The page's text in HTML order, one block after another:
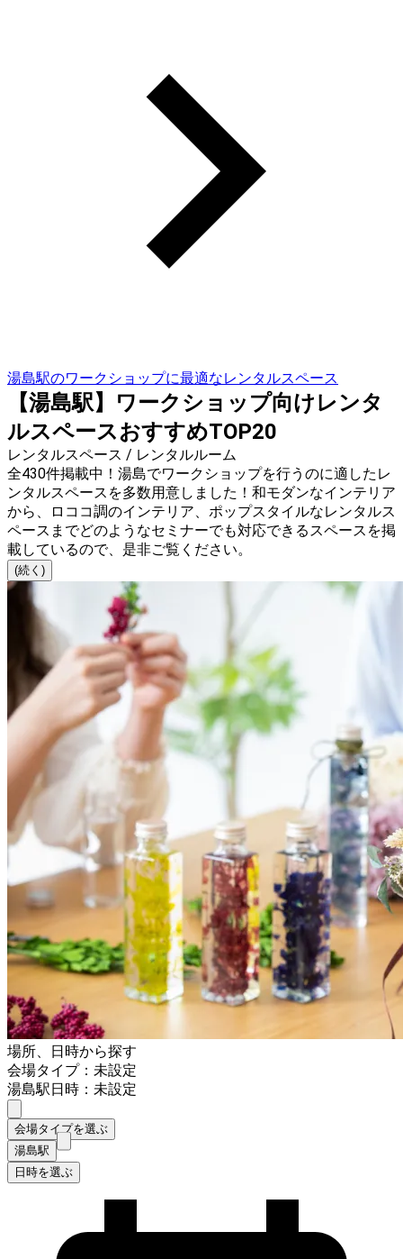
湯島駅のワークショップに最適なレンタルスペース
【湯島駅】ワークショップ向けレンタ
ルスペースおすすめTOP20
レンタルスペース / レンタルルーム
全430件掲載中！湯島でワークショップを行うのに適したレ
ンタルスペースを多数用意しました！和モダンなインテリア
から、ロココ調のインテリア、ポップスタイルなレンタルス
ペースまでどのようなセミナーでも対応できるスペースを掲
載しているので、是非ご覧ください。
(続く)
場所、日時から探す
会場タイプ：未設定
湯島駅日時：未設定
会場タイプを選ぶ
湯島駅
日時を選ぶ